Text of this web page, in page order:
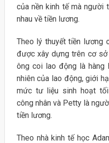
của nền kinh tế mà người
nhau về tiền lương.
Theo lý thuyết tiền lương
được xây dựng trên cơ
ông coi lao động là
nhiên của lao động, giới
mức tư liệu sinh hoạt
công nhân và Petty là
tiền lương.
Theo nhà kinh tế học